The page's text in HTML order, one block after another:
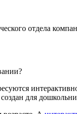
отдела
для